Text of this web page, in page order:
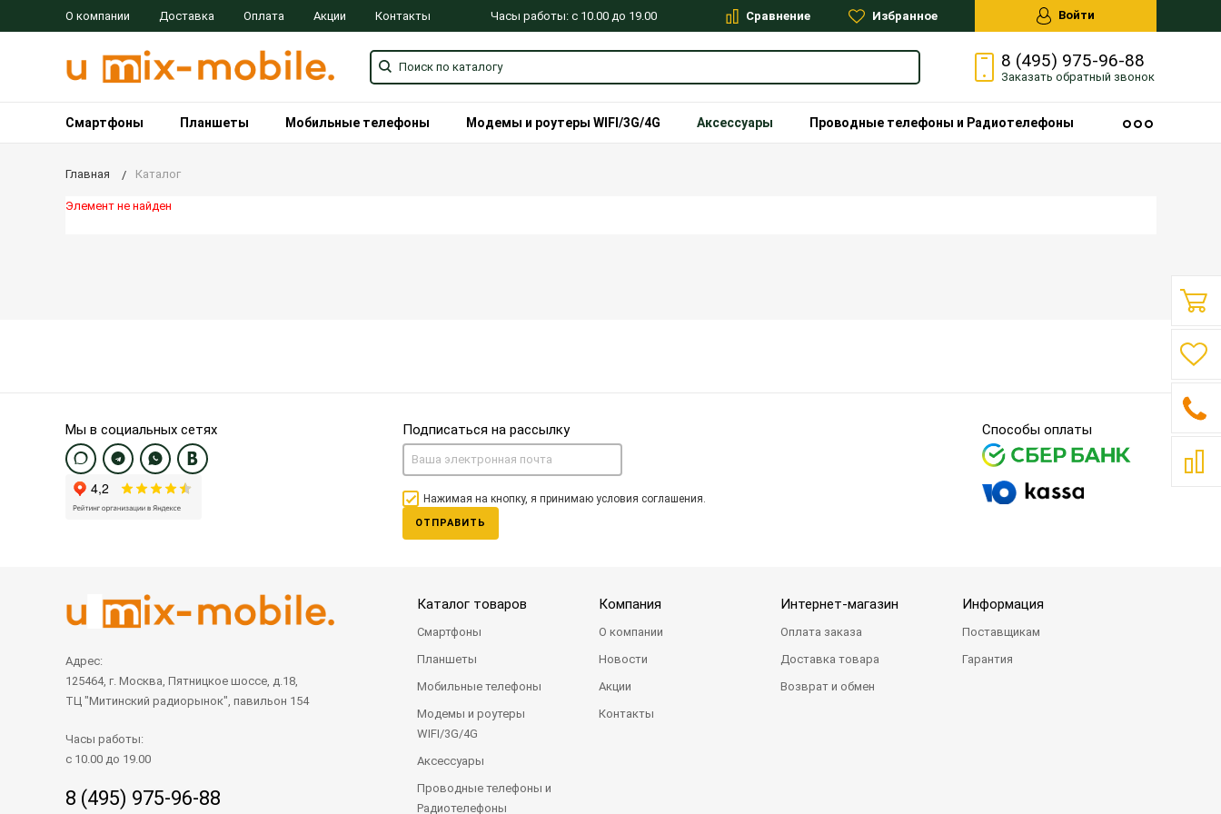
О компании Доставка Оплата Акции Контакты Часы работы: с 10.00 до 19.00 Сравнение Избранное Войти
8 (495) 975-96-88
Заказать обратный звонок
Смартфоны Планшеты Мобильные телефоны Модемы и роутеры WIFI/3G/4G Аксессуары Проводные телефоны и Радиотелефоны
Главная Каталог
Элемент не найден
Мы в социальных сетях Подписаться на рассылку
Нажимая на кнопку, я принимаю условия соглашения.
ОТПРАВИТЬ
Способы оплаты
Адрес:
125464, г. Москва, Пятницкое шоссе, д.18,
ТЦ "Митинский радиорынок", павильон 154
Часы работы:
с 10.00 до 19.00
8 (495) 975-96-88
Каталог товаров
Смартфоны
Планшеты
Мобильные телефоны
Модемы и роутеры
WIFI/3G/4G
Аксессуары
Проводные телефоны и
Радиотелефоны
Компания
О компании
Новости
Акции
Контакты
Интернет-магазин
Оплата заказа
Доставка товара
Возврат и обмен
Информация
Поставщикам
Гарантия